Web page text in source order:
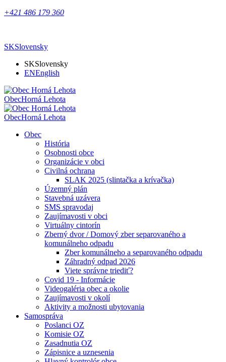
+421 486 179 360
SKSlovensky
SKSlovensky
ENEnglish
ObecHorná Lehota
ObecHorná Lehota
Obec
História
Osobnosti obce
Organizácie v obci
Civilná ochrana
SLAK 2025 (slintačka a krívačka)
Územný plán
Stavebná uzávera
SMS spravodaj
Zaujímavosti v obci
Virtuálny cintorín
Zberný dvor / Domový zber separovaného a
komunálneho odpadu
Zber komunálneho a separovaného odpadu
Záhradný odpad 2026
Viete správne triediť?
Covid 19 - Informácie
Videogaléria obec a okolie
Zaujímavosti v okolí
Aktivity a možnosti ubytovania
Samospráva
Poslanci OZ
Komisie OZ
Zasadnutia OZ
Zápisnice a uznesenia